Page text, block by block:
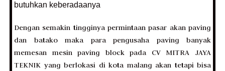
butuhkan keberadaanya
Dengan semakin tingginya permintaan pasar akan paving
dan batako maka para pengusaha paving banyak
memesan mesin paving block pada CV MITRA JAYA
TEKNIK yang berlokasi di kota malang akan tetapi bisa